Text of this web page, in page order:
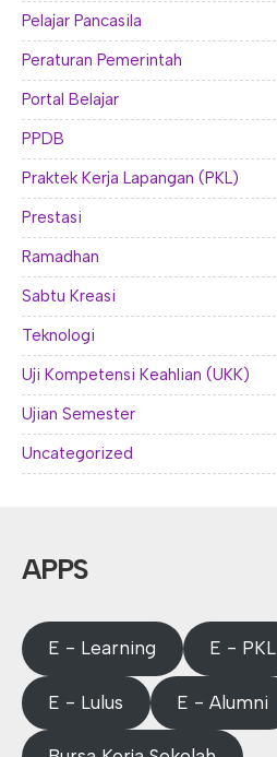
Pelajar Pancasila
Peraturan Pemerintah
Portal Belajar
PPDB
Praktek Kerja Lapangan (PKL)
Prestasi
Ramadhan
Sabtu Kreasi
Teknologi
Uji Kompetensi Keahlian (UKK)
Ujian Semester
Uncategorized
APPS
E - Learning E - PKL
E - Lulus E - Alumni